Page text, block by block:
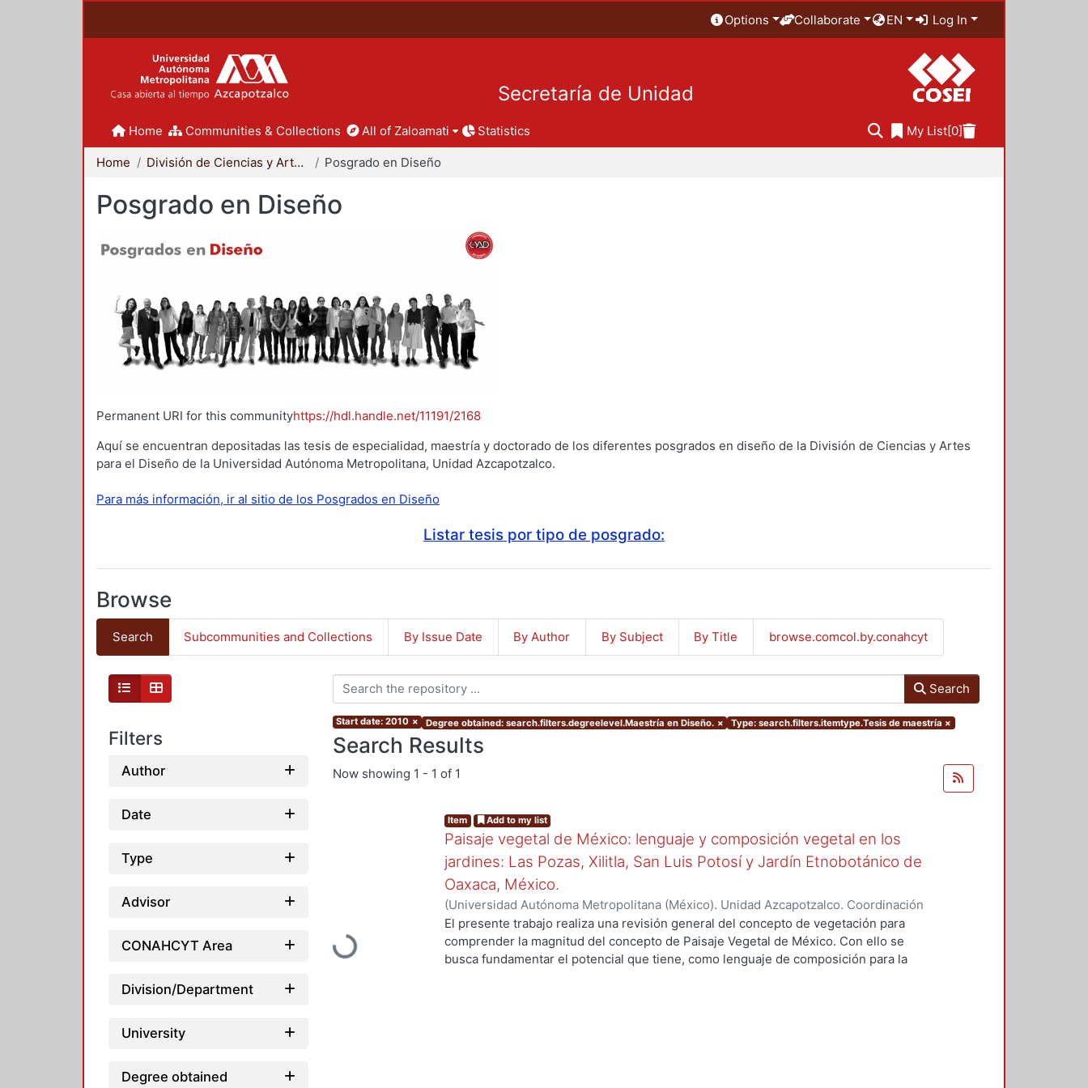
Options Collaborate EN Log In
Secretaría de Unidad
Home Communities & Collections All of Zaloamati Statistics My List[0]
Home División de Ciencias y Artes para el Diseño Posgrado en Diseño
Posgrado en Diseño
Permanent URI for this communityhttps://hdl.handle.net/11191/2168
Aquí se encuentran depositadas las tesis de especialidad, maestría y doctorado de los diferentes posgrados en diseño de la División de Ciencias y Artes
para el Diseño de la Universidad Autónoma Metropolitana, Unidad Azcapotzalco.
Para más información, ir al sitio de los Posgrados en Diseño
Listar tesis por tipo de posgrado:
Browse
Search Subcommunities and Collections By Issue Date By Author By Subject By Title browse.comcol.by.conahcyt
Filters
Author
Date
Type
Advisor
CONAHCYT Area
Division/Department
University
Degree obtained
Search
Start date: 2010 × Degree obtained: search.filters.degreelevel.Maestría en Diseño. × Type: search.filters.itemtype.Tesis de maestría ×
Search Results
Now showing 1 - 1 of 1
Loading...
Item Add to my list
Paisaje vegetal de México: lenguaje y composición vegetal en los
jardines: Las Pozas, Xilitla, San Luis Potosí y Jardín Etnobotánico de
Oaxaca, México.
(Universidad Autónoma Metropolitana (México). Unidad Azcapotzalco. Coordinación
de Servicios de Información.,2013-12) Márquez López, Florentino Carlos
El presente trabajo realiza una revisión general del concepto de vegetación para
comprender la magnitud del concepto de Paisaje Vegetal de México. Con ello se
busca fundamentar el potencial que tiene, como lenguaje de composición para la